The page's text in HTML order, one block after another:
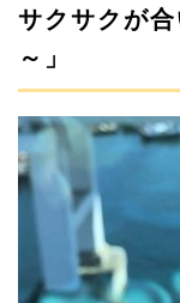
サクサクが
～」